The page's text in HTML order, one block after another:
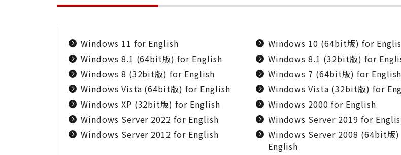
Windows 11 for English Windows 10 (64bit版) for
Windows 8.1 (64bit版) for English
Windows 8.1 (32bit版) for
Windows 8 (32bit版) for English
Windows 7 (64bit版) for English
Windows Vista (64bit版) for English
Windows Vista (32bit版) for
Windows XP (32bit版) for English
Windows 2000 for English
Windows Server 2022 for English
Windows Server 2019 for
Windows Server 2012 for English
Windows Server 2008 (64bit版
English